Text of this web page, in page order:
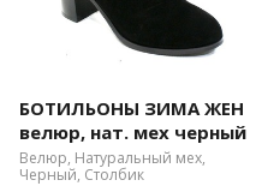
БОТИЛЬОНЫ ЗИМА ЖЕН
велюр, нат. мех черный
Велюр, Натуральный мех,
Черный, Столбик